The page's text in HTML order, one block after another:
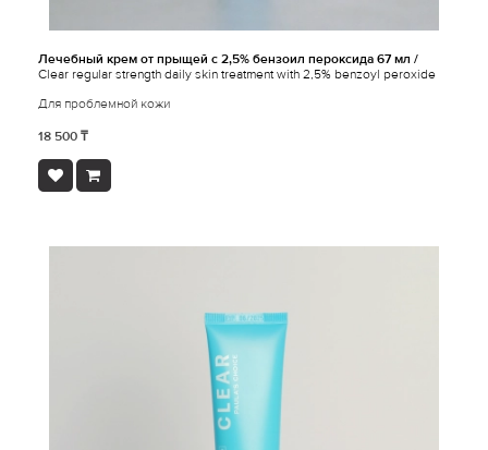
Лечебный крем от прыщей с 2,5% бензоил пероксида 67 мл /
Clear regular strength daily skin treatment with 2,5% benzoyl peroxide
Для проблемной кожи
18 500 ₸